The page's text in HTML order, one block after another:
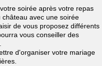
soirée après votre repas
avec une soirée
de vous proposez différents
vous conseiller des
d'organiser votre mariage